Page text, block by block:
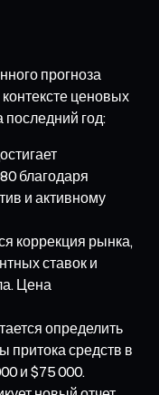
прогноза
ценовых
последний год:
благодаря
и активному
коррекция рынка,
ставок и
Цена
определить
притока средств в
и $75 000.